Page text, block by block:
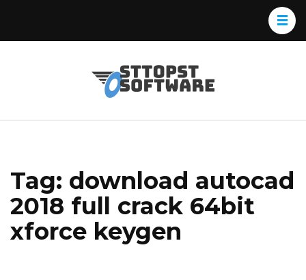
Tag: download autocad
2018 full crack 64bit
xforce keygen